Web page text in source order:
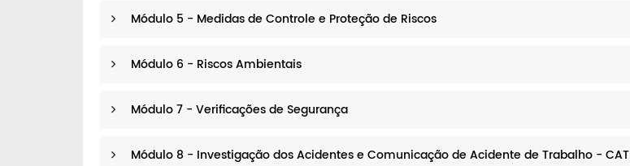
Módulo 5 - Medidas de Controle e Proteção de Riscos
Módulo 6 - Riscos Ambientais
Módulo 7 - Verificações de Segurança
Módulo 8 - Investigação dos Acidentes e Comunicação de Acidente de Trabalho - CAT